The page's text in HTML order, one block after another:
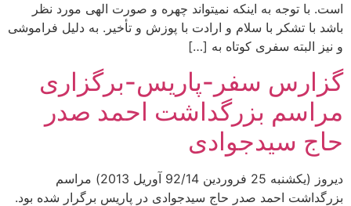
است. با توجه به اینکه نمیتواند چهره و صورت الهی مورد نظر
باشد با تشکر با سلام و ارادت با پوزش و تأخیر. به دلیل فراموشی
و نیز البته سفری کوتاه به […]
گزارس سفر-پاریس-برگزاری
مراسم بزرگداشت احمد صدر
حاج سیدجوادی
دیروز (یکشنبه 25 فروردین 92/14 آوریل 2013) مراسم
بزرگداشت احمد صدر حاج سیدجوادی در پاریس برگرار شده بود.